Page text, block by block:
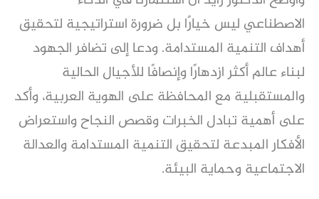
الاصطناعي ليس خيارًا بل ضرورة استراتيجية لتحقيق
أهداف التنمية المستدامة. ودعا إلى تضافر الجهود
لبناء عالم أكثر ازدهارًا وإنصافًا للأجيال الحالية
والمستقبلية مع المحافظة على الهوية العربية، وأكد
على أهمية تبادل الخبرات وقصص النجاح واستعراض
الأفكار المبدعة لتحقيق التنمية المستدامة والعدالة
الاجتماعية وحماية البيئة.